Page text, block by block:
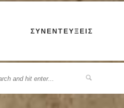
ΣΥΝΕΝΤΕΥΞΕΙΣ